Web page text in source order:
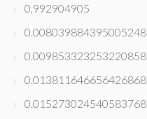
0,992904905
0.008039884395005248
0.009853323253220858
0.013811646656426868
0.015273024540583768